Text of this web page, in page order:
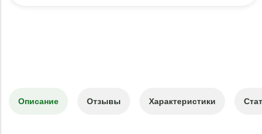
Описание Отзывы Характеристики